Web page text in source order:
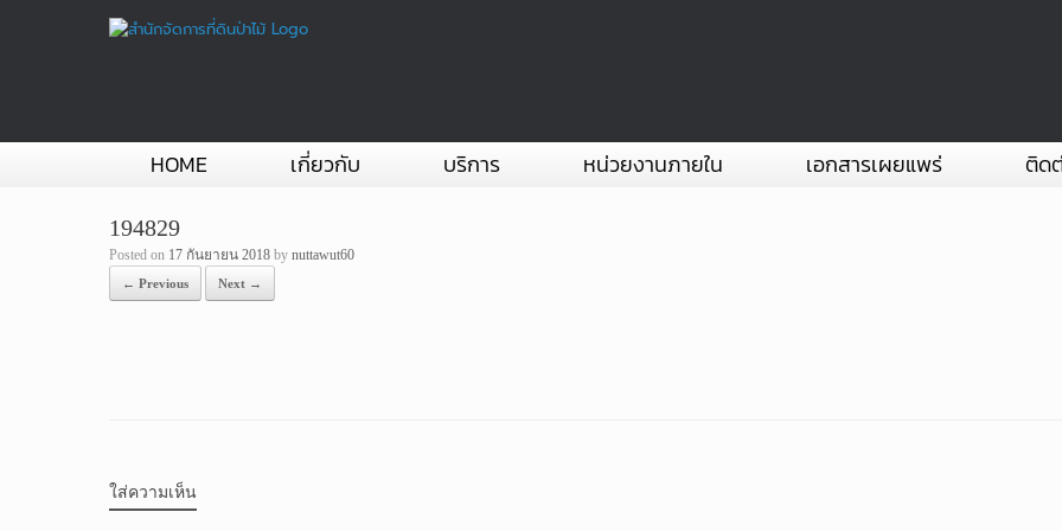
HOME เกี่ยวกับ บริการ หน่วยงานภายใน เอกสารเผยแพร่ ติด
194829
Posted on 17 กันยายน 2018 by nuttawut60
← Previous Next →
ใส่ความเห็น